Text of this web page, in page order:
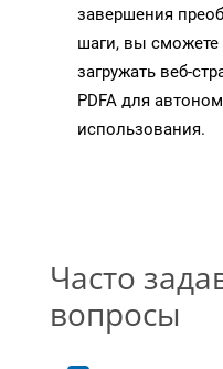
завершения
шаги, вы сможете
загружать веб-
PDFA для
использования.
Часто
вопросы